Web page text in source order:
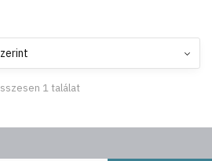
1 találat